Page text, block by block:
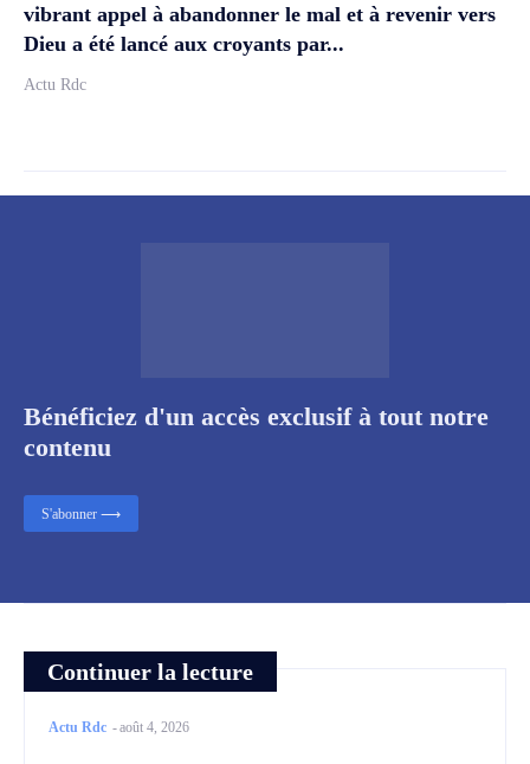
vibrant appel à abandonner le mal et à revenir vers
Dieu a été lancé aux croyants par...
Actu Rdc
Continuer la lecture
Actu Rdc -août 4, 2026
Bénéficiez d'un accès exclusif à tout notre
contenu
S'abonner ⟶